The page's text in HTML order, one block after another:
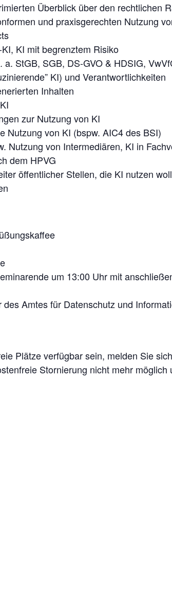
Überblick über den
und praxisgerechten Nutzung
KI mit begrenztem Risiko
StGB, SGB, DS-GVO & HDSIG,
KI) und Verantwortlichkeiten
Inhalten
zur Nutzung von KI
Nutzung von KI (bspw. AIC4 des BSI)
Nutzung von Intermediären, KI in
dem HPVG
öffentlicher Stellen, die KI nutzen
um 13:00 Uhr mit
des Amtes für Datenschutz und
Plätze verfügbar sein, melden Sie
Stornierung nicht mehr